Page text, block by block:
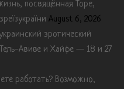
посвящённая Торе,
August 6, 2026
эротический
Авиве и Хайфе — 18 и 27
работать? Возможно,